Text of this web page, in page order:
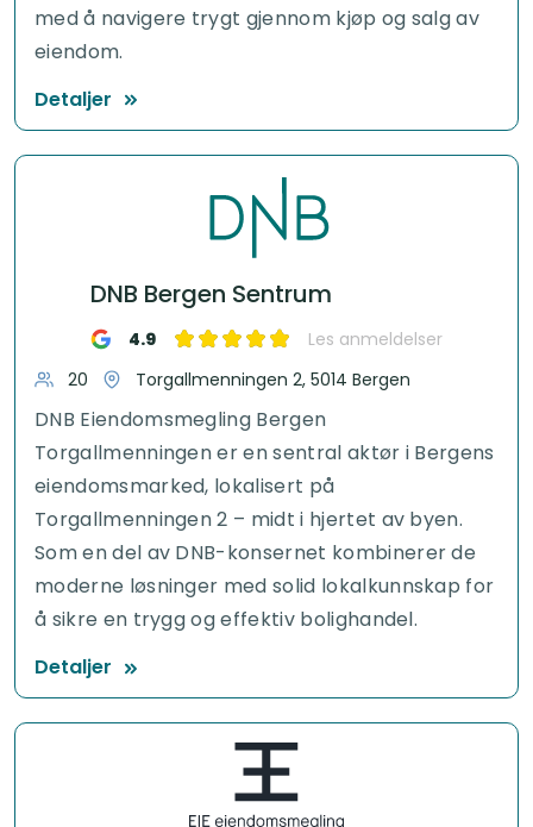
med å navigere trygt gjennom kjøp og salg av
eiendom.
Detaljer
DNB Bergen Sentrum
4.9 Les anmeldelser
DNB Eiendomsmegling Bergen
Torgallmenningen er en sentral aktør i Bergens
eiendomsmarked, lokalisert på
Torgallmenningen 2 – midt i hjertet av byen.
Som en del av DNB-konsernet kombinerer de
moderne løsninger med solid lokalkunnskap for
å sikre en trygg og effektiv bolighandel.
20 Torgallmenningen 2, 5014 Bergen
Detaljer